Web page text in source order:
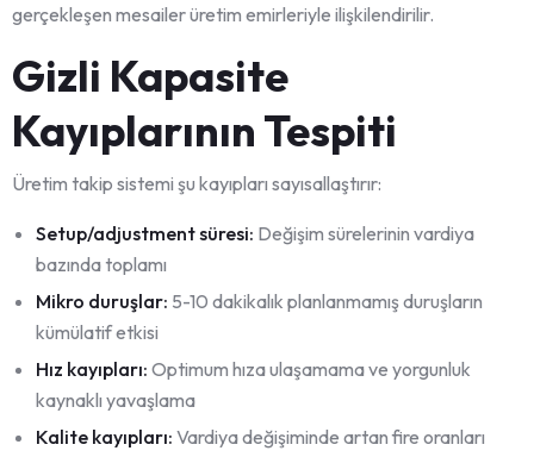
gerçekleşen mesailer üretim emirleriyle ilişkilendirilir.
Gizli Kapasite
Kayıplarının Tespiti
Üretim takip sistemi şu kayıpları sayısallaştırır:
Setup/adjustment süresi: Değişim sürelerinin vardiya
bazında toplamı
Mikro duruşlar: 5-10 dakikalık planlanmamış duruşların
kümülatif etkisi
Hız kayıpları: Optimum hıza ulaşamama ve yorgunluk
kaynaklı yavaşlama
Kalite kayıpları: Vardiya değişiminde artan fire oranları